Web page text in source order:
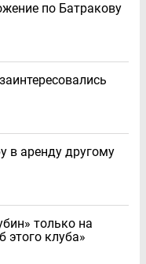
по Батракову
в аренду другому
только на
этого клуба»